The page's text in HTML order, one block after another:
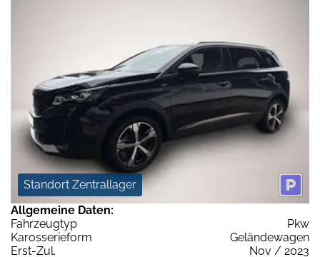
Standort Zentrallager
Allgemeine Daten:
Fahrzeugtyp
Pkw
Karosserieform
Geländewagen
Erst-Zul.
Nov / 2023